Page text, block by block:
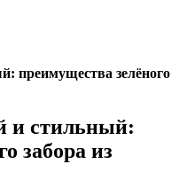
преимущества зелёного
и стильный:
забора из